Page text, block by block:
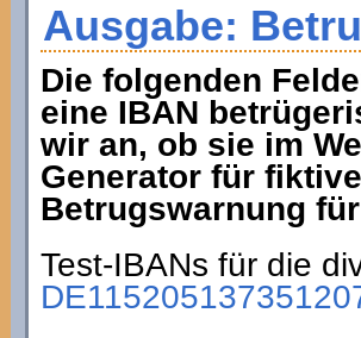
Ausgabe:
Die folgenden
eine IBAN
wir an, ob sie im
Generator für
Betrugswarnung
Test-IBANs für die